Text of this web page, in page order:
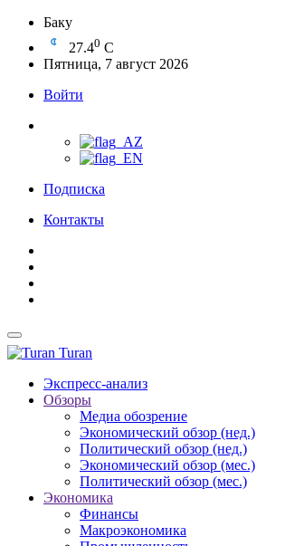
Баку
27.40 C
Пятница, 7 август 2026
Войти
Подписка
Контакты
Turan
Экспресс-анализ
Обзоры
Медиа обозрение
Экономический обзор (нед.)
Политический обзор (нед.)
Экономический обзор (мес.)
Политический обзор (мес.)
Экономика
Финансы
Макроэкономика